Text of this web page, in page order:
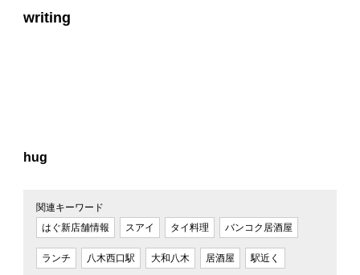
writing
hug
関連キーワード
はぐ新店舗情報
スアイ タイ料理 バンコク居酒屋
ランチ 八木西口駅 大和八木 居酒屋 駅近く